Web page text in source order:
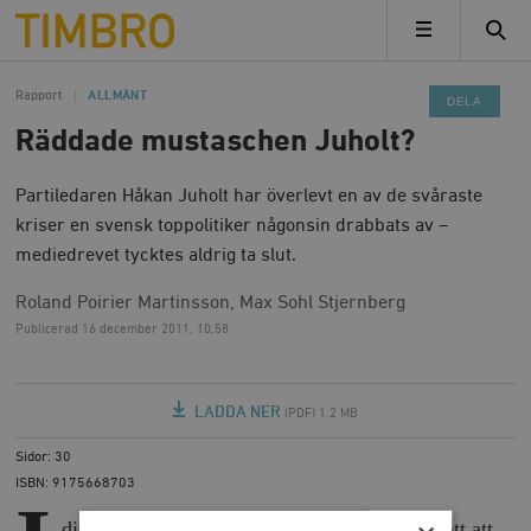
Timbro
MENY
Rapport ALLMÄNT
Räddade mustaschen Juholt?
Partiledaren Håkan Juholt har överlevt en av de svåraste
kriser en svensk toppolitiker någonsin drabbats av –
mediedrevet tycktes aldrig ta slut.
Roland Poirier Martinsson, Max Sohl Stjernberg
Publicerad 16 december 2011, 10.58
LADDA NER (PDF) 1,2 MB
Sidor: 30
ISBN: 9175668703
DELA